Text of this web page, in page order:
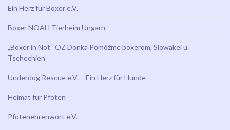
Ein Herz für Boxer e.V.
Boxer NOAH Tierheim Ungarn
„Boxer in Not“ OZ Donka Pomôžme boxerom, Slowakei u.
Tschechien
Underdog Rescue e.V. – Ein Herz für Hunde
Heimat für Pfoten
Pfotenehrenwort e.V.